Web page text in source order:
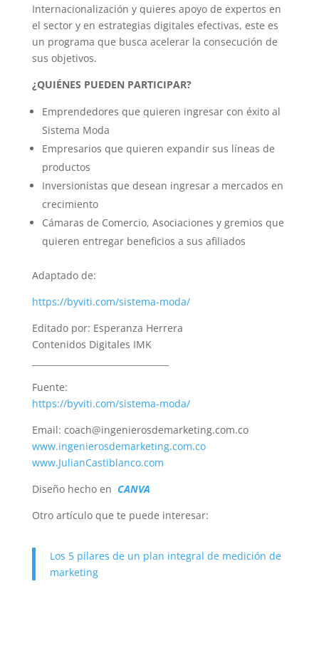
Internacionalización y quieres apoyo de expertos en
el sector y en estrategias digitales efectivas, este es
un programa que busca acelerar la consecución de
sus objetivos.
¿QUIÉNES PUEDEN PARTICIPAR?
Emprendedores que quieren ingresar con éxito al
Sistema Moda
Empresarios que quieren expandir sus líneas de
productos
Inversionistas que desean ingresar a mercados en
crecimiento
Cámaras de Comercio, Asociaciones y gremios que
quieren entregar beneficios a sus afiliados
Adaptado de:
https://byviti.com/sistema-moda/
Editado por: Esperanza Herrera
Contenidos Digitales IMK
Fuente:
https://byviti.com/sistema-moda/
Email: coach@ingenierosdemarketing.com.co
www.ingenierosdemarketing.com.co
www.JulianCastiblanco.com
Diseño hecho en CANVA
Otro artículo que te puede interesar:
Los 5 pilares de un plan integral de medición de
marketing